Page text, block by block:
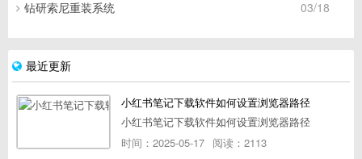
03/18
钻研索尼重装系统
最近更新
小红书笔记下载软件如何设置浏览器路径
小红书笔记下载软件如何设置浏览器路径
时间：2025-05-17 阅读：2113